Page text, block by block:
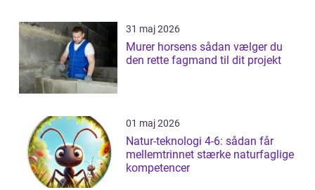
31 maj 2026
Murer horsens sådan vælger du
den rette fagmand til dit projekt
01 maj 2026
Natur-teknologi 4-6: sådan får
mellemtrinnet stærke naturfaglige
kompetencer